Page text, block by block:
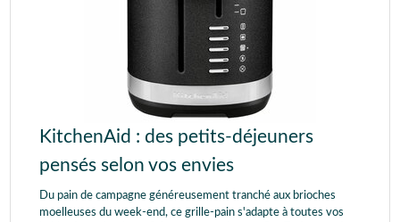
KitchenAid : des petits-déjeuners
pensés selon vos envies
Du pain de campagne généreusement tranché aux brioches
moelleuses du week-end, ce grille-pain s'adapte à toutes vos